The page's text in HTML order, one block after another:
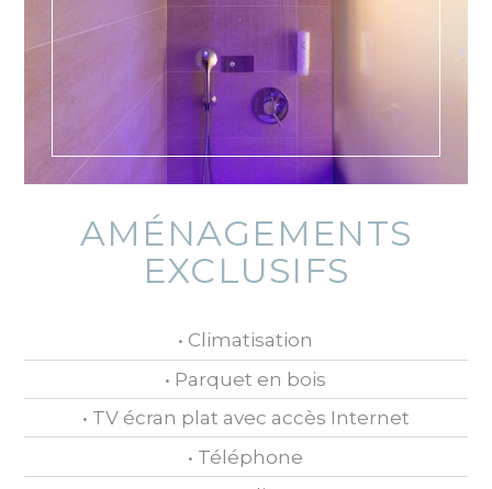
AMÉNAGEMENTS
EXCLUSIFS
• Climatisation
• Parquet en bois
• TV écran plat avec accès Internet
• Téléphone